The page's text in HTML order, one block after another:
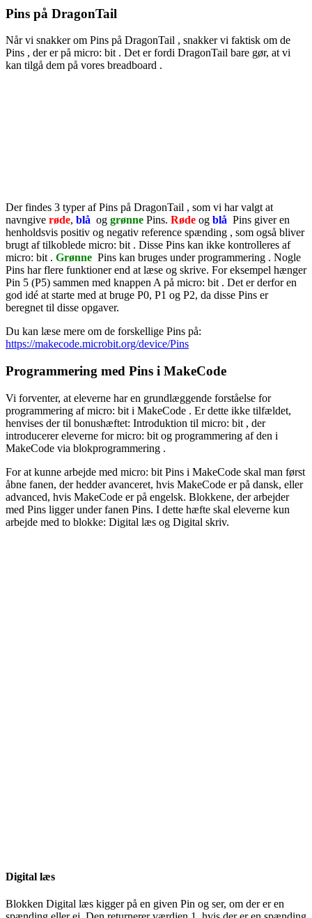
Pins på DragonTail
Når vi snakker om Pins på DragonTail , snakker vi faktisk om de
Pins , der er på micro: bit . Det er fordi DragonTail bare gør, at vi
kan tilgå dem på vores breadboard .
Der findes 3 typer afPins på DragonTail , som vi har valgt at
navngive røde, blå og grønne Pins. Røde og blå Pins giver en
henholdsvis positiv og negativ reference spænding , som også bliver
brugt af tilkoblede micro: bit . Disse Pins kan ikke kontrolleres af
micro: bit . Grønne Pins kan bruges underprogrammering . Nogle
Pins har flere funktioner end at læse og skrive. For eksempel hænger
Pin 5 (P5) sammen med knappen A på micro: bit . Det er derfor en
god idé at starte med at bruge P0, P1 og P2, da disse Pins er
beregnet til disse opgaver.
Du kan læse mere om de forskellige Pins på:
https://makecode.microbit.org/device/Pins
Programmering med Pins i MakeCode
Vi forventer, at eleverne har en grundlæggende forståelse for
programmering af micro: bit i MakeCode . Er dette ikke tilfældet,
henvises der til bonushæftet: Introduktion til micro: bit , der
introducerer eleverne for micro: bit og programmering af den i
MakeCode via blokprogrammering .
For at kunne arbejde med micro: bit Pins i MakeCode skal man først
åbne fanen, der hedder avanceret, hvis MakeCode er på dansk, eller
advanced, hvis MakeCode er på engelsk. Blokkene, der arbejder
med Pins ligger under fanen Pins. I dette hæfte skal eleverne kun
arbejde med to blokke: Digital læs og Digital skriv.
Digital læs
Blokken Digital læs kigger på en given Pin og ser, om der er en